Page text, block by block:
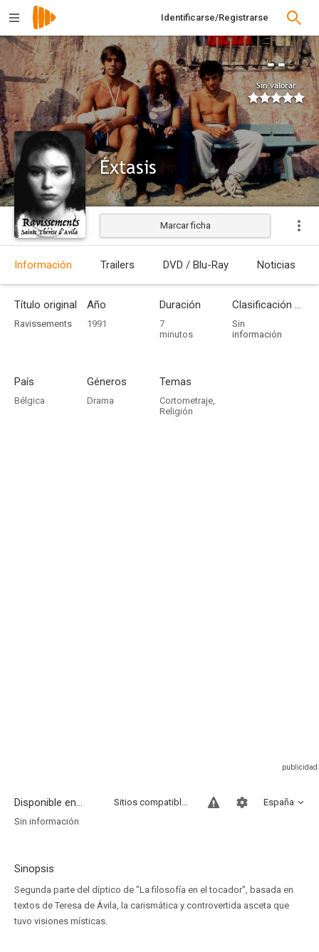
Identificarse/Registrarse
--
Sin valorar
Éxtasis
Estrenada
Marcar ficha
Información Trailers DVD / Blu-Ray Noticias
Título original
Ravissements
Año
1991
Duración
7
minutos
Clasificación por edades
Sin
información
País
Bélgica
Géneros
Drama
Temas
Cortometraje,
Religión
Disponible en... España
Sitios compatibles
Sin información
Sinopsis
Segunda parte del díptico de "La filosofía en el tocador", basada en
textos de Teresa de Ávila, la carismática y controvertida asceta que
tuvo visiones místicas.